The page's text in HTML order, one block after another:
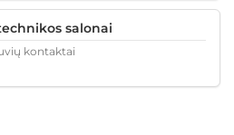
salonai
kontaktai